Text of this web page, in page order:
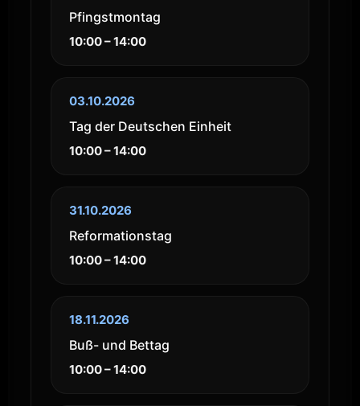
Pfingstmontag
10:00 – 14:00
03.10.2026
Tag der Deutschen Einheit
10:00 – 14:00
31.10.2026
Reformationstag
10:00 – 14:00
18.11.2026
Buß- und Bettag
10:00 – 14:00